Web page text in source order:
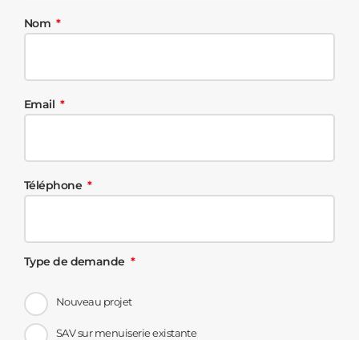
Nom
Email
Téléphone
Type de demande
Nouveau projet
SAV sur menuiserie existante